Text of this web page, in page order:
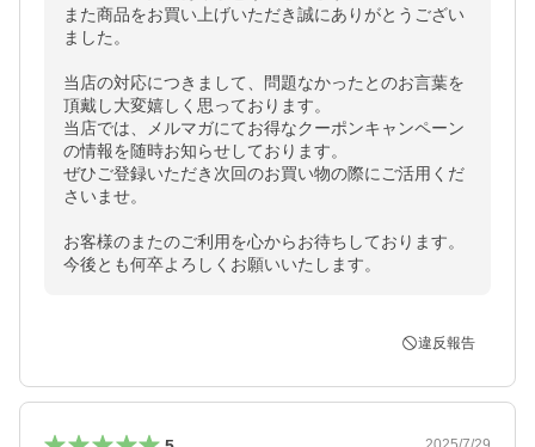
また商品をお買い上げいただき誠にありがとうござい
ました。
当店の対応につきまして、問題なかったとのお言葉を
頂戴し大変嬉しく思っております。
当店では、メルマガにてお得なクーポンキャンペーン
の情報を随時お知らせしております。
ぜひご登録いただき次回のお買い物の際にご活用くだ
さいませ。
お客様のまたのご利用を心からお待ちしております。
今後とも何卒よろしくお願いいたします。
違反報告